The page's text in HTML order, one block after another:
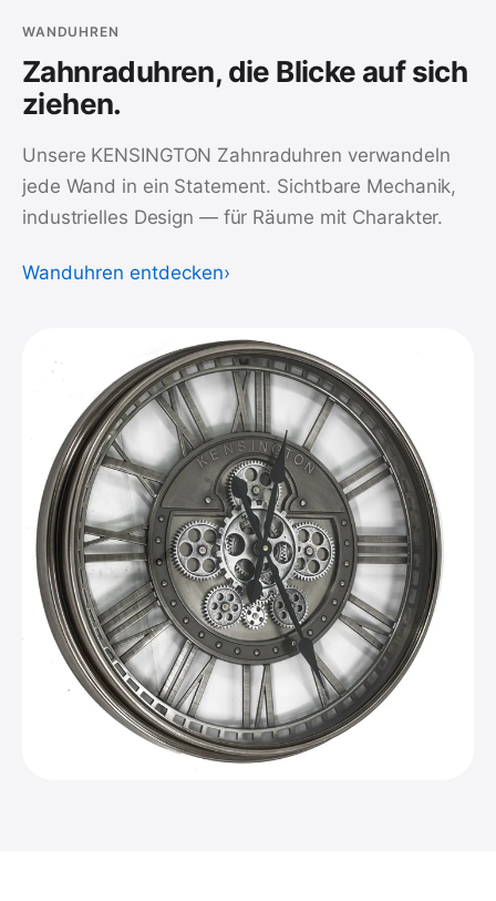
WANDUHREN
Zahnraduhren, die Blicke auf sich
ziehen.
Unsere KENSINGTON Zahnraduhren verwandeln
jede Wand in ein Statement. Sichtbare Mechanik,
industrielles Design — für Räume mit Charakter.
Wanduhren entdecken
inkl. MwSt. · zzgl. Versand
In den Warenkorb
Vollständige Produktseite ansehen